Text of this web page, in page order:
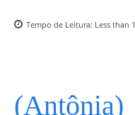
Tempo de Leitura: Less than 1
(Antônia)